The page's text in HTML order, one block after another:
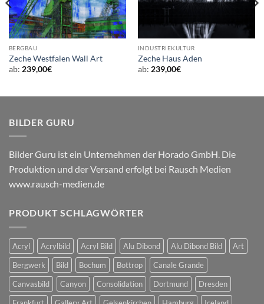
BERGBAU
Zeche Westfalen Wall Art
ab: 239,00€
INDUSTRIEKULTUR
Zeche Haus Aden
ab: 239,00€
BILDER GURU
Bilder Guru ist ein Unternehmen der Horado GmbH. Die
Produktion und der Versand erfolgt bei Rausch Medien
www.rausch-medien.de
PRODUKT SCHLAGWÖRTER
Acryl Acrylbild Acryl Bild Alu Dibond Alu Dibond Bild
Art
Bergwerk
Bild Bochum Bottrop
Canale Grande
Canvasbild
Canyon Consolidation Dortmund
Dresden